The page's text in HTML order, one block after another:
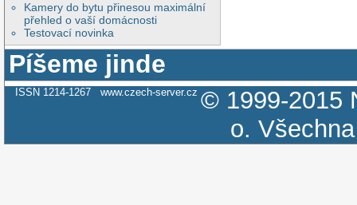
Kamery do bytu přinesou maximální
přehled o vaší domácnosti
Testovací novinka
Píšeme jinde
ISSN 1214-1267 www.czech-server.cz © 1999-2015
o.